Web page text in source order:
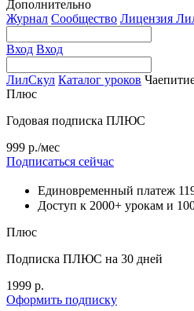
Дополнительно
Журнал Сообщество Лицензия
Вход Вход
ЛилСкул Каталог уроков
Плюс
Годовая подписка ПЛЮС
999 р./мес
Подписаться сейчас
Единовременный платеж
Доступ к 2000+ урокам и
Плюс
Подписка ПЛЮС на 30 дней
1999 р.
Оформить подписку